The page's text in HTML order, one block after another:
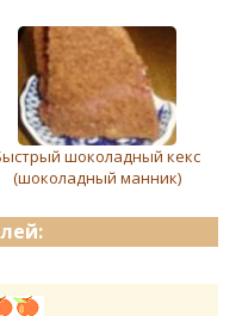
шоколадный кекс
(шоколадный манник)